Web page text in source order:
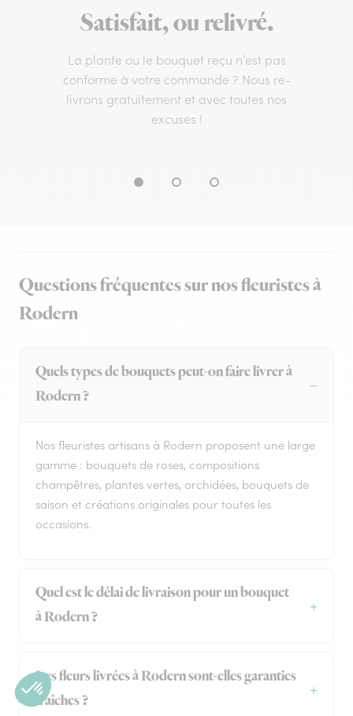
Satisfait, ou relivré.
La plante ou le bouquet reçu n’est pas
conforme à votre commande ? Nous re-
livrons gratuitement et avec toutes nos
excuses !
Questions fréquentes sur nos fleuristes à
Rodern
Quels types de bouquets peut-on faire livrer à
Rodern ?
Nos fleuristes artisans à Rodern proposent une large
gamme : bouquets de roses, compositions
champêtres, plantes vertes, orchidées, bouquets de
saison et créations originales pour toutes les
occasions.
Quel est le délai de livraison pour un bouquet
à Rodern ?
Les fleurs livrées à Rodern sont-elles garanties
fraîches ?